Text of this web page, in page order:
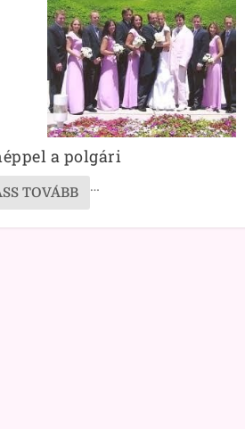
a polgári
…
TOVÁBB